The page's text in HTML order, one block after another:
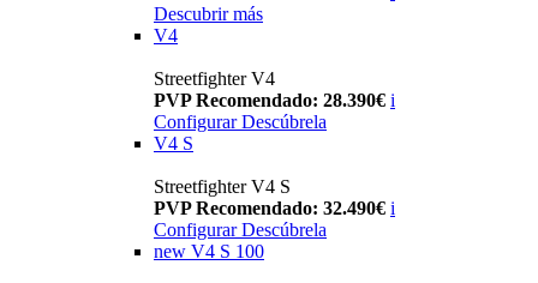
Descubrir más
V4
Streetfighter V4
PVP Recomendado: 28.390€ i
Configurar Descúbrela
V4 S
Streetfighter V4 S
PVP Recomendado: 32.490€ i
Configurar Descúbrela
new V4 S 100